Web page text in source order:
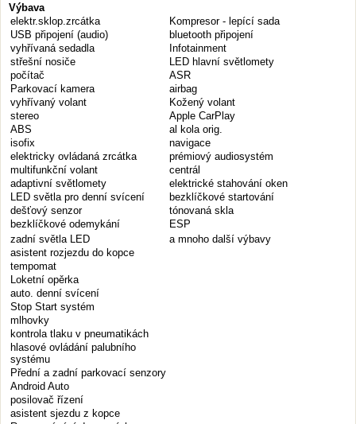
Výbava
elektr.sklop.zrcátka
USB připojení (audio)
vyhřívaná sedadla
střešní nosiče
počítač
Parkovací kamera
vyhřívaný volant
stereo
ABS
isofix
elektricky ovládaná zrcátka
multifunkční volant
adaptivní světlomety
LED světla pro denní svícení
dešťový senzor
bezklíčkové odemykání
Kompresor - lepící sada
bluetooth připojení
Infotainment
LED hlavní světlomety
ASR
airbag
Kožený volant
Apple CarPlay
al kola orig.
navigace
prémiový audiosystém
centrál
elektrické stahování oken
bezklíčkové startování
tónovaná skla
ESP
zadní světla LED
asistent rozjezdu do kopce
tempomat
Loketní opěrka
auto. denní svícení
Stop Start systém
mlhovky
kontrola tlaku v pneumatikách
hlasové ovládání palubního
systému
Přední a zadní parkovací senzory
Android Auto
posilovač řízení
asistent sjezdu z kopce
a mnoho další výbavy